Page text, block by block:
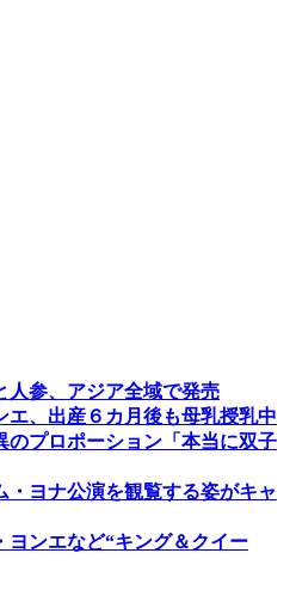
人参、アジア全域で発売
エ、出産６カ月後も母乳授乳中
のプロポーション「本当に双子
・ヨナ公演を観覧する姿がキャ
ヨンエなど“キング＆クイー